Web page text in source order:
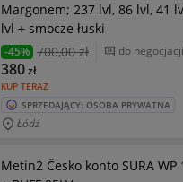
Margonem; 237 lvl, 86 lvl, 41
lvl + smocze łuski
-45% 700,00 zł do negocjacji
KUP TERAZ
380zł
SPRZEDAJĄCY: OSOBA PRYWATNA
Łódź
Metin2 Česko konto SURA WP